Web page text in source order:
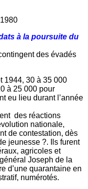
à la poursuite du
des évadés
1944, 30 à 35 000
à 25 000 pour
eu lieu durant l’année
des réactions
nationale,
de contestation, dès
jeunesse ?. Ils furent
agricoles et
Joseph de la
d’une quarantaine en
numérotés.